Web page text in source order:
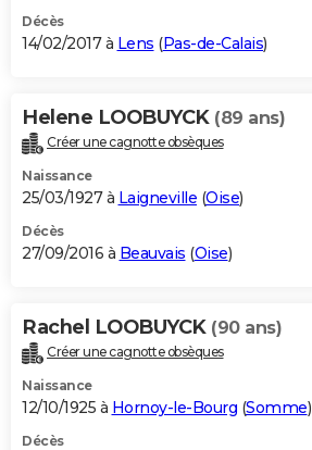
Décès
14/02/2017 à Lens (Pas-de-Calais)
Helene LOOBUYCK (89 ans)
Créer une cagnotte obsèques
Naissance
25/03/1927 à Laigneville (Oise)
Décès
27/09/2016 à Beauvais (Oise)
Rachel LOOBUYCK (90 ans)
Créer une cagnotte obsèques
Naissance
12/10/1925 à Hornoy-le-Bourg (Somme)
Décès